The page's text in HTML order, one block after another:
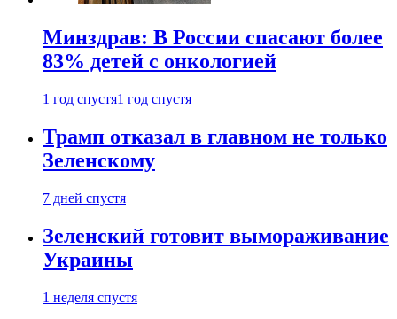
Минздрав: В России спасают более
83% детей с онкологией
1 год спустя1 год спустя
Трамп отказал в главном не только
Зеленскому
7 дней спустя
Зеленский готовит вымораживание
Украины
1 неделя спустя